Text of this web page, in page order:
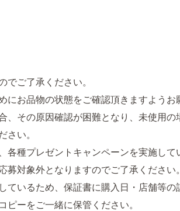
でご了承ください。
にお品物の状態をご確認頂きますよう
、その原因確認が困難となり、未使用
さい。
各種プレゼントキャンペーンを実施し
対象外となりますのでご了承ください。
るため、保証書に購入日・店舗等の
ピーをご一緒に保管ください。